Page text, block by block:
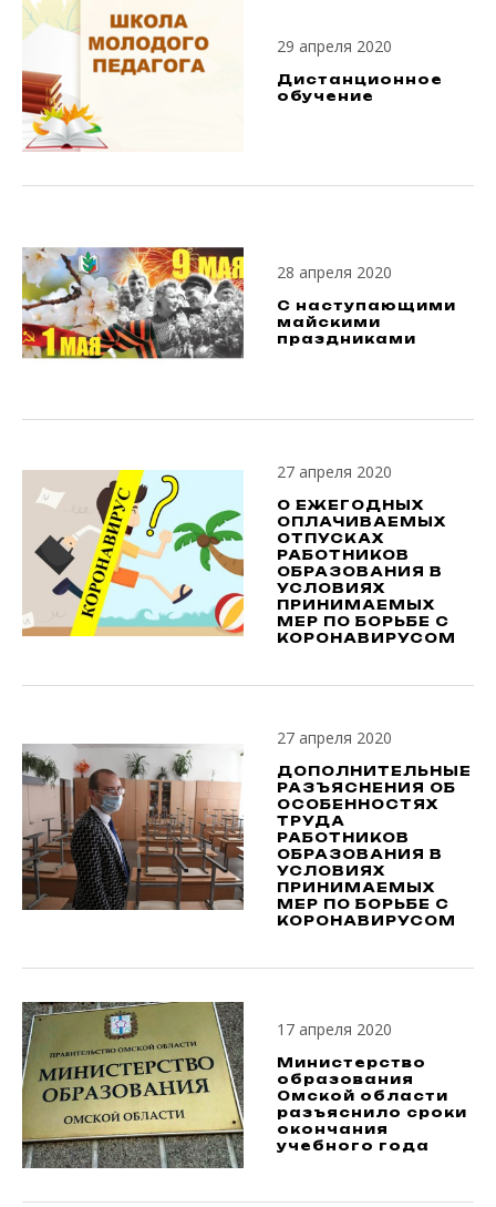
29 апреля 2020
Дистанционное
обучение
28 апреля 2020
С наступающими
майскими
праздниками
27 апреля 2020
О ЕЖЕГОДНЫХ
ОПЛАЧИВАЕМЫХ
ОТПУСКАХ
РАБОТНИКОВ
ОБРАЗОВАНИЯ В
УСЛОВИЯХ
ПРИНИМАЕМЫХ
МЕР ПО БОРЬБЕ С
КОРОНАВИРУСОМ
27 апреля 2020
ДОПОЛНИТЕЛЬНЫЕ
РАЗЪЯСНЕНИЯ ОБ
ОСОБЕННОСТЯХ
ТРУДА
РАБОТНИКОВ
ОБРАЗОВАНИЯ В
УСЛОВИЯХ
ПРИНИМАЕМЫХ
МЕР ПО БОРЬБЕ С
КОРОНАВИРУСОМ
17 апреля 2020
Министерство
образования
Омской области
разъяснило сроки
окончания
учебного года